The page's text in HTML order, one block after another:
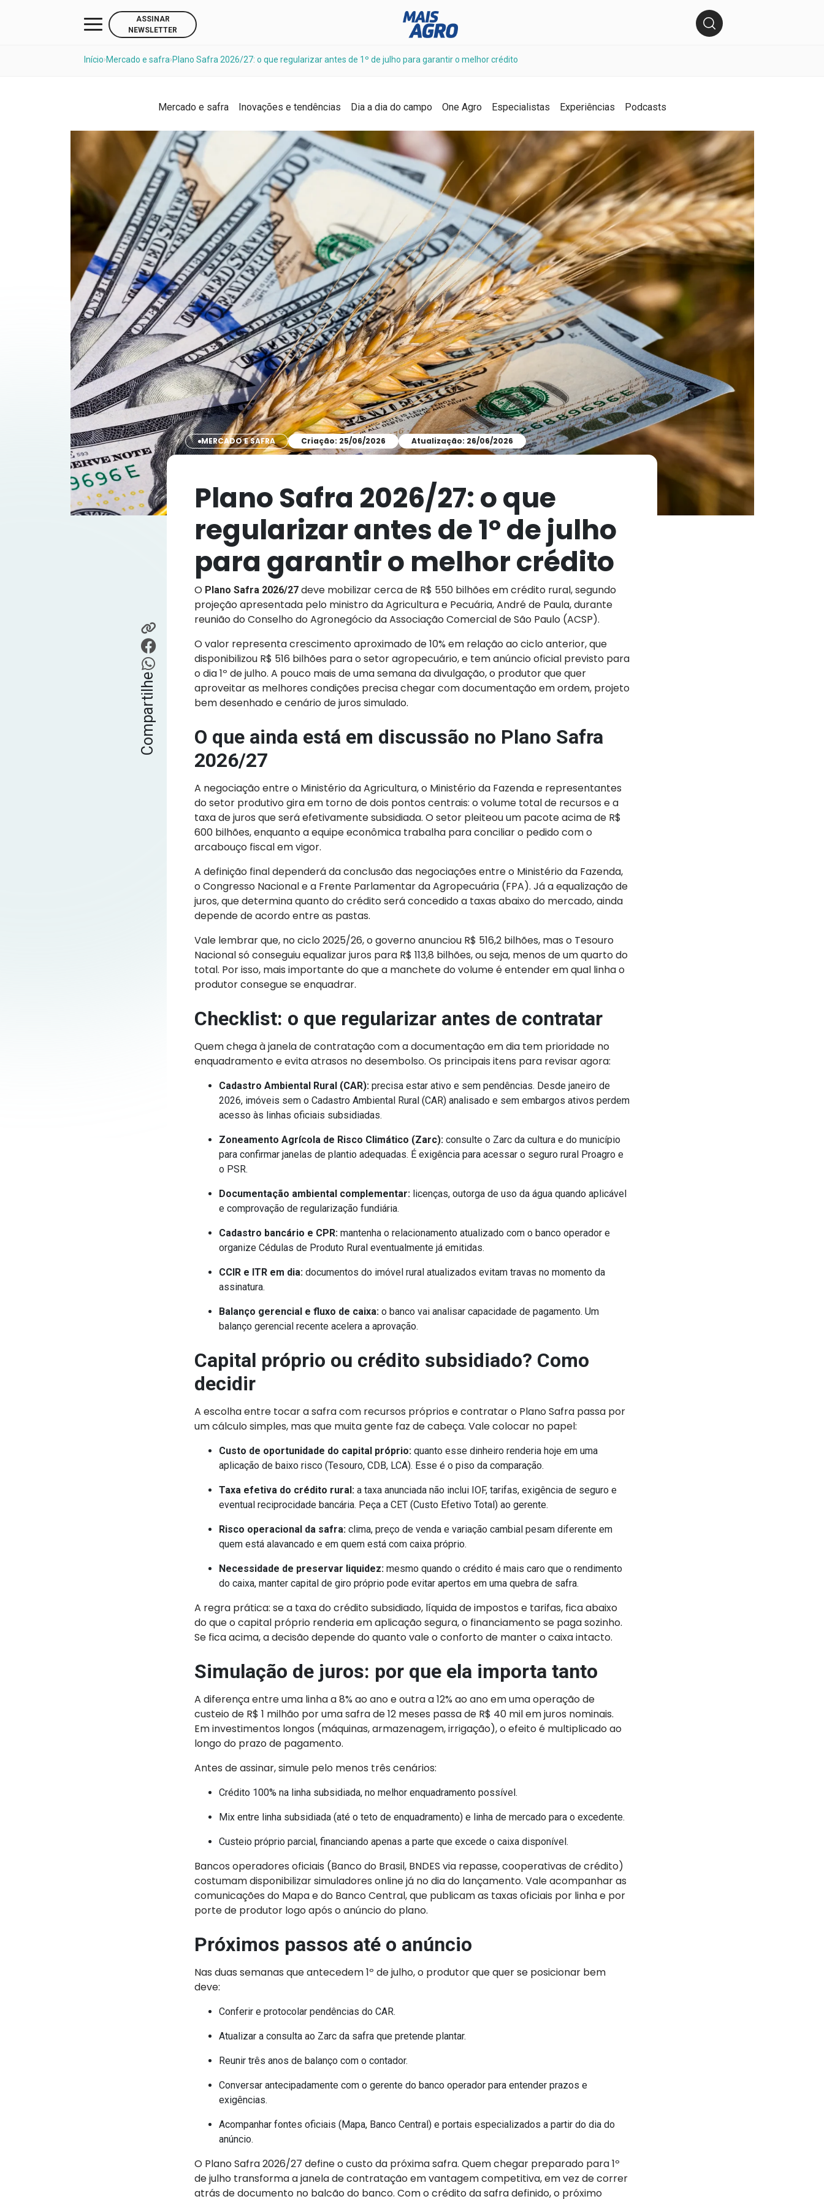
ASSINAR
NEWSLETTER
Início› Mercado e safra› Plano Safra 2026/27: o que regularizar antes de 1º de julho para garantir o melhor crédito
Mercado e safra Inovações e tendências Dia a dia do campo One Agro Especialistas Experiências Podcasts
MERCADO E SAFRA Criação: 25/06/2026 Atualização: 26/06/2026
Compartilhe
Plano Safra 2026/27: o que
regularizar antes de 1º de julho
para garantir o melhor crédito
O Plano Safra 2026/27deve mobilizar cerca de R$ 550 bilhões em crédito rural, segundo
projeção apresentada pelo ministro da Agricultura e Pecuária, André de Paula, durante
reunião do Conselho do Agronegócio da Associação Comercial de São Paulo (ACSP).
O valor representa crescimento aproximado de 10% em relação ao ciclo anterior, que
disponibilizou R$ 516 bilhões para o setor agropecuário, e tem anúncio oficial previsto para
o dia 1º de julho. A pouco mais de uma semana da divulgação, o produtor que quer
aproveitar as melhores condições precisa chegar com documentação em ordem, projeto
bem desenhado e cenário de juros simulado.
O que ainda está em discussão no Plano Safra
2026/27
A negociação entre o Ministério da Agricultura, o Ministério da Fazenda e representantes
do setor produtivo gira em torno de dois pontos centrais: o volume total de recursos e a
taxa de juros que será efetivamente subsidiada. O setor pleiteou um pacote acima de R$
600 bilhões, enquanto a equipe econômica trabalha para conciliar o pedido com o
arcabouço fiscal em vigor.
A definição final dependerá da conclusão das negociações entre o Ministério da Fazenda,
o Congresso Nacional e a Frente Parlamentar da Agropecuária (FPA). Já a equalização de
juros, que determina quanto do crédito será concedido a taxas abaixo do mercado, ainda
depende de acordo entre as pastas.
Vale lembrar que, no ciclo 2025/26, o governo anunciou R$ 516,2 bilhões, mas o Tesouro
Nacional só conseguiu equalizar juros para R$ 113,8 bilhões, ou seja, menos de um quarto do
total. Por isso, mais importante do que a manchete do volume é entender em qual linha o
produtor consegue se enquadrar.
Checklist: o que regularizar antes de contratar
Quem chega à janela de contratação com a documentação em dia tem prioridade no
enquadramento e evita atrasos no desembolso. Os principais itens para revisar agora:
Cadastro Ambiental Rural (CAR):precisa estar ativo e sem pendências. Desde janeiro de
2026, imóveis sem o Cadastro Ambiental Rural (CAR) analisado e sem embargos ativos perdem
acesso às linhas oficiais subsidiadas.
Zoneamento Agrícola de Risco Climático (Zarc):consulte o Zarc da cultura e do município
para confirmar janelas de plantio adequadas. É exigência para acessar o seguro rural Proagro e
o PSR.
Documentação ambiental complementar:licenças, outorga de uso da água quando aplicável
e comprovação de regularização fundiária.
Cadastro bancário e CPR:mantenha o relacionamento atualizado com o banco operador e
organize Cédulas de Produto Rural eventualmente já emitidas.
CCIR e ITR em dia:documentos do imóvel rural atualizados evitam travas no momento da
assinatura.
Balanço gerencial e fluxo de caixa:o banco vai analisar capacidade de pagamento. Um
balanço gerencial recente acelera a aprovação.
Capital próprio ou crédito subsidiado? Como
decidir
A escolha entre tocar a safra com recursos próprios e contratar o Plano Safra passa por
um cálculo simples, mas que muita gente faz de cabeça. Vale colocar no papel:
Custo de oportunidade do capital próprio:quanto esse dinheiro renderia hoje em uma
aplicação de baixo risco (Tesouro, CDB, LCA). Esse é o piso da comparação.
Taxa efetiva do crédito rural:a taxa anunciada não inclui IOF, tarifas, exigência de seguro e
eventual reciprocidade bancária. Peça a CET (Custo Efetivo Total) ao gerente.
Risco operacional da safra:clima, preço de venda e variação cambial pesam diferente em
quem está alavancado e em quem está com caixa próprio.
Necessidade de preservar liquidez:mesmo quando o crédito é mais caro que o rendimento
do caixa, manter capital de giro próprio pode evitar apertos em uma quebra de safra.
A regra prática: se a taxa do crédito subsidiado, líquida de impostos e tarifas, fica abaixo
do que o capital próprio renderia em aplicação segura, o financiamento se paga sozinho.
Se fica acima, a decisão depende do quanto vale o conforto de manter o caixa intacto.
Simulação de juros: por que ela importa tanto
A diferença entre uma linha a 8% ao ano e outra a 12% ao ano em uma operação de
custeio de R$ 1 milhão por uma safra de 12 meses passa de R$ 40 mil em juros nominais.
Em investimentos longos (máquinas, armazenagem, irrigação), o efeito é multiplicado ao
longo do prazo de pagamento.
Antes de assinar, simule pelo menos três cenários:
Crédito 100% na linha subsidiada, no melhor enquadramento possível.
Mix entre linha subsidiada (até o teto de enquadramento) e linha de mercado para o excedente.
Custeio próprio parcial, financiando apenas a parte que excede o caixa disponível.
Bancos operadores oficiais (Banco do Brasil, BNDES via repasse, cooperativas de crédito)
costumam disponibilizar simuladores online já no dia do lançamento. Vale acompanhar as
comunicações do Mapa e do Banco Central, que publicam as taxas oficiais por linha e por
porte de produtor logo após o anúncio do plano.
Próximos passos até o anúncio
Nas duas semanas que antecedem 1º de julho, o produtor que quer se posicionar bem
deve:
Conferir e protocolar pendências do CAR.
Atualizar a consulta ao Zarc da safra que pretende plantar.
Reunir três anos de balanço com o contador.
Conversar antecipadamente com o gerente do banco operador para entender prazos e
exigências.
Acompanhar fontes oficiais (Mapa, Banco Central) e portais especializados a partir do dia do
anúncio.
O Plano Safra 2026/27 define o custo da próxima safra. Quem chegar preparado para 1º
de julho transforma a janela de contratação em vantagem competitiva, em vez de correr
atrás de documento no balcão do banco. Com o crédito da safra definido, o próximo